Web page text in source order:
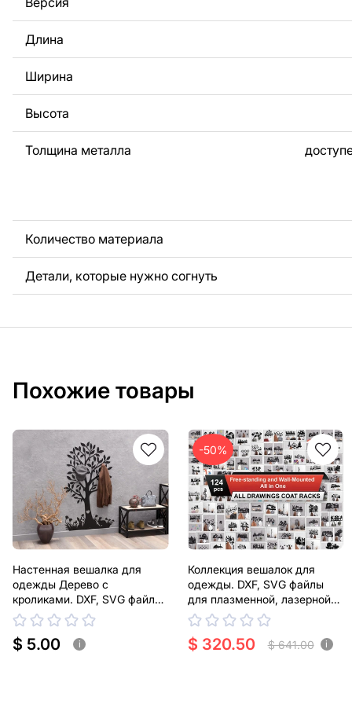
За дополнительную плату мы можем добавить любой
логотип вашей компании или внести другие изменения
Если вам нужно, чтобы мы выполнили
металла для вас, пожалуйста, свяжитесь с нами.
Если у вас остались вопросы или вам нужна помощь,
любое время, мы всегда готовы помочь.
Длина
Ширина
Высота
Толщина металла
Количество материала
Детали, которые нужно согнуть
Похожие товары
Настенная вешалка для
одежды Дерево с
кроликами. DXF, SVG файлы
для плазменной, лазерной
резки
$ 5.00 i
-50%
Коллекция вешалок для
одежды. DXF, SVG файлы
для плазменной, лазерной
резки
$ 320.50 $ 641.00 i